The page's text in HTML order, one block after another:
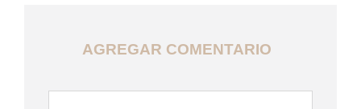
AGREGAR COMENTARIO